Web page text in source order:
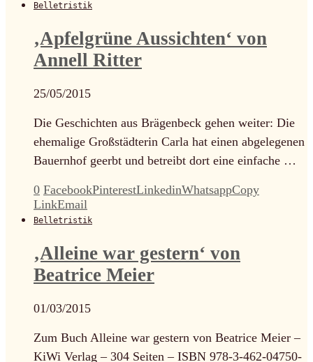
Belletristik
‚Apfelgrüne Aussichten‘ von
Annell Ritter
25/05/2015
Die Geschichten aus Brägenbeck gehen weiter: Die
ehemalige Großstädterin Carla hat einen abgelegenen
Bauernhof geerbt und betreibt dort eine einfache …
0 FacebookPinterestLinkedinWhatsappCopy
LinkEmail
Belletristik
‚Alleine war gestern‘ von
Beatrice Meier
01/03/2015
Zum Buch Alleine war gestern von Beatrice Meier –
KiWi Verlag – 304 Seiten – ISBN 978-3-462-04750-